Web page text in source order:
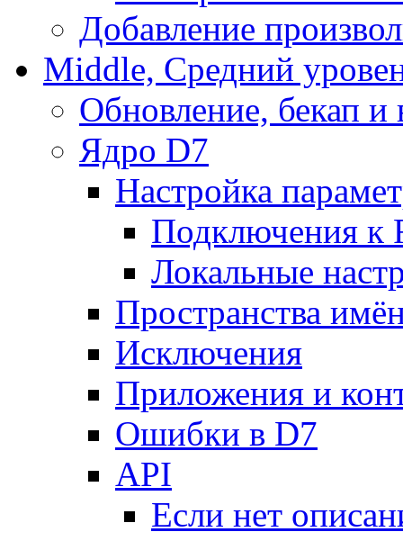
Добавление
Middle, Средний
Обновление, бекап и
Ядро D7
Настройка
Подключения к
Локальные
Пространства
Исключения
Приложения и
Ошибки в D7
API
Если нет